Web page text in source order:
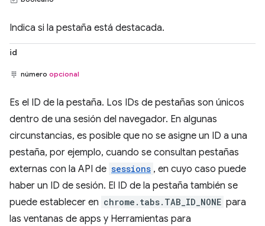
Indica si la pestaña está destacada.
id
número opcional
Es el ID de la pestaña. Los IDs de pestañas son únicos
dentro de una sesión del navegador. En algunas
circunstancias, es posible que no se asigne un ID a una
pestaña, por ejemplo, cuando se consultan pestañas
externas con la API de sessions , en cuyo caso puede
haber un ID de sesión. El ID de la pestaña también se
puede establecer en chrome.tabs.TAB_ID_NONE para
las ventanas de apps y Herramientas para